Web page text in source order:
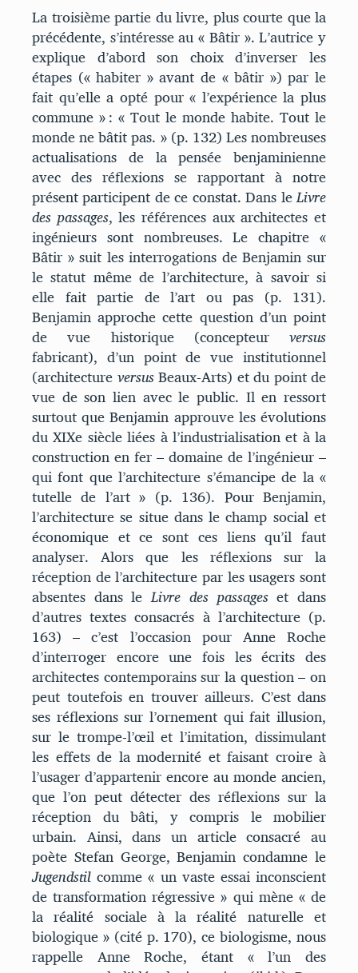
La troisième partie du livre, plus courte que la
précédente, s’intéresse au « Bâtir ». L’autrice y
explique d’abord son choix d’inverser les
étapes (« habiter » avant de « bâtir ») par le
fait qu’elle a opté pour « l’expérience la plus
commune » : « Tout le monde habite. Tout le
monde ne bâtit pas. » (p. 132) Les nombreuses
actualisations de la pensée benjaminienne
avec des réflexions se rapportant à notre
présent participent de ce constat. Dans leLivre
des passages, les références aux architectes et
ingénieurs sont nombreuses. Le chapitre «
Bâtir » suit les interrogations de Benjamin sur
le statut même de l’architecture, à savoir si
elle fait partie de l’art ou pas (p. 131).
Benjamin approche cette question d’un point
de vue historique (concepteur versus
fabricant), d’un point de vue institutionnel
(architectureversusBeaux-Arts) et du point de
vue de son lien avec le public. Il en ressort
surtout que Benjamin approuve les évolutions
du XIXe siècle liées à l’industrialisation et à la
construction en fer – domaine de l’ingénieur –
qui font que l’architecture s’émancipe de la «
tutelle de l’art » (p. 136). Pour Benjamin,
l’architecture se situe dans le champ social et
économique et ce sont ces liens qu’il faut
analyser. Alors que les réflexions sur la
réception de l’architecture par les usagers sont
absentes dans leLivre des passageset dans
d’autres textes consacrés à l’architecture (p.
163) – c’est l’occasion pour Anne Roche
d’interroger encore une fois les écrits des
architectes contemporains sur la question – on
peut toutefois en trouver ailleurs. C’est dans
ses réflexions sur l’ornement qui fait illusion,
sur le trompe-l’œil et l’imitation, dissimulant
les effets de la modernité et faisant croire à
l’usager d’appartenir encore au monde ancien,
que l’on peut détecter des réflexions sur la
réception du bâti, y compris le mobilier
urbain. Ainsi, dans un article consacré au
poète Stefan George, Benjamin condamne le
Jugendstilcomme « un vaste essai inconscient
de transformation régressive » qui mène « de
la réalité sociale à la réalité naturelle et
biologique » (cité p. 170), ce biologisme, nous
rappelle Anne Roche, étant « l’un des